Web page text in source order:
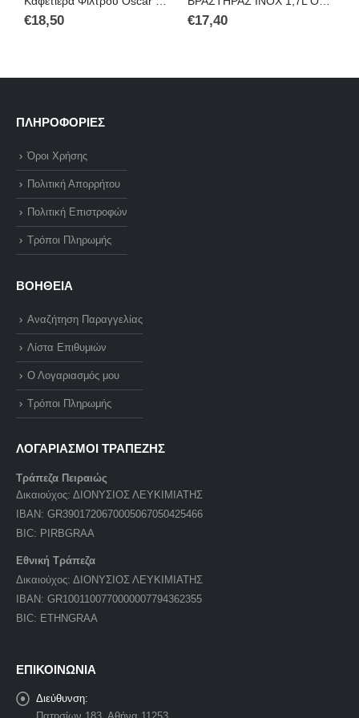
€18,50 €17,40
ΠΛΗΡΟΦΟΡΙΕΣ
Όροι Χρήσης
Πολιτική Απορρήτου
Πολιτική Επιστροφών
Τρόποι Πληρωμής
ΒΟΗΘΕΙΑ
Αναζήτηση Παραγγελίας
Λίστα Επιθυμιών
Ο Λογαριασμός μου
Τρόποι Πληρωμής
ΛΟΓΑΡΙΑΣΜΟΙ ΤΡΑΠΕΖΗΣ
Τράπεζα Πειραιώς
Δικαιούχος: ΔΙΟΝΥΣΙΟΣ ΛΕΥΚΙΜΙΑΤΗΣ
IBAN: GR3901720670005067050425466
BIC: PIRBGRAA
Εθνική Τράπεζα
Δικαιούχος: ΔΙΟΝΥΣΙΟΣ ΛΕΥΚΙΜΙΑΤΗΣ
IBAN: GR1001100770000007794362355
BIC: ETHNGRAA
ΕΠΙΚΟΙΝΩΝΙΑ
Διεύθυνση: